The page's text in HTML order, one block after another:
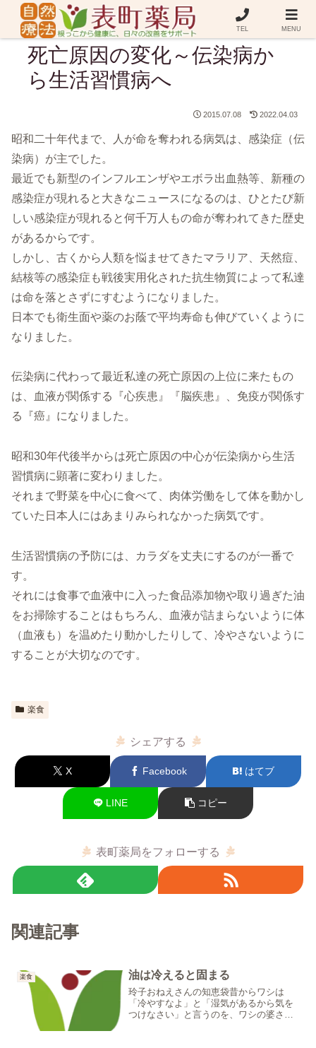
死亡原因の変化～伝染病か
ら生活習慣病へ
2015.07.08 2022.04.03
昭和二十年代まで、人が命を奪われる病気は、感染症（伝
染病）が主でした。
最近でも新型のインフルエンザやエボラ出血熱等、新種の
感染症が現れると大きなニュースになるのは、ひとたび新
しい感染症が現れると何千万人もの命が奪われてきた歴史
があるからです。
しかし、古くから人類を悩ませてきたマラリア、天然痘、
結核等の感染症も戦後実用化された抗生物質によって私達
は命を落とさずにすむようになりました。
日本でも衛生面や薬のお蔭で平均寿命も伸びていくように
なりました。
伝染病に代わって最近私達の死亡原因の上位に来たもの
は、血液が関係する『心疾患』『脳疾患』、免疫が関係す
る『癌』になりました。
昭和30年代後半からは死亡原因の中心が伝染病から生活
習慣病に顕著に変わりました。
それまで野菜を中心に食べて、肉体労働をして体を動かし
ていた日本人にはあまりみられなかった病気です。
生活習慣病の予防には、カラダを丈夫にするのが一番で
す。
それには食事で血液中に入った食品添加物や取り過ぎた油
をお掃除することはもちろん、血液が詰まらないように体
（血液も）を温めたり動かしたりして、冷やさないように
することが大切なのです。
楽食
シェアする
X Facebook はてブ
LINE コピー
表町薬局をフォローする
関連記事
楽食 油は冷えると固まる
玲子おねえさんの知恵袋昔からワシは
「冷やすなよ」と「湿気があるから気を
つけなさい」と言うのを、ワシの婆さん
TEL MENU